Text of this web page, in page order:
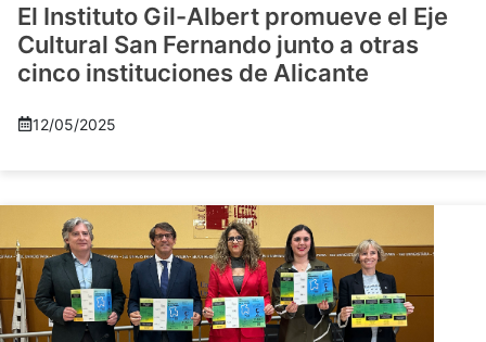
El Instituto Gil-Albert promueve el Eje
Cultural San Fernando junto a otras
cinco instituciones de Alicante
12/05/2025